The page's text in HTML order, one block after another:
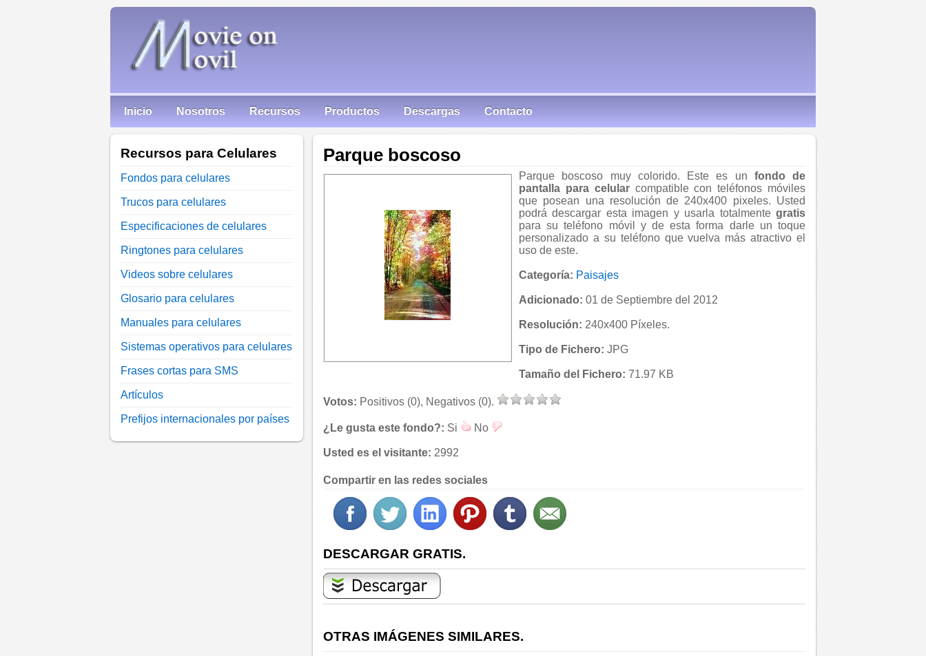
Inicio Nosotros Recursos Productos Descargas Contacto
Parque boscoso
Parque boscoso muy colorido. Este es un fondo de
pantalla para celularcompatible con teléfonos móviles
que posean una resolución de 240x400 pixeles. Usted
podrá descargar esta imagen y usarla totalmente gratis
para su teléfono móvil y de esta forma darle un toque
personalizado a su teléfono que vuelva más atractivo el
uso de este.
Categoría: Paisajes
Adicionado: 01 de Septiembre del 2012
Resolución: 240x400 Píxeles.
Tipo de Fichero: JPG
Tamaño del Fichero: 71.97 KB
Votos: Positivos (0), Negativos (0).
¿Le gusta este fondo?: Si No
Usted es el visitante: 2992
Compartir en las redes sociales
DESCARGAR GRATIS.
OTRAS IMÁGENES SIMILARES.
Recursos para Celulares
Fondos para celulares
Trucos para celulares
Especificaciones de celulares
Ringtones para celulares
Videos sobre celulares
Glosario para celulares
Manuales para celulares
Sistemas operativos para celulares
Frases cortas para SMS
Artículos
Prefijos internacionales por países